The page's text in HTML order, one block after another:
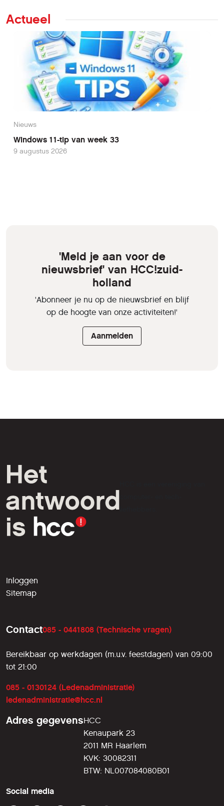
Actueel
Nieuws
Windows 11-tip van week 33
9 augustus 2026
'Meld je aan voor de
nieuwsbrief' van HCC!zuid-
holland
'Abonneer je nu op de nieuwsbrief en blijf
op de hoogte van onze activiteiten!'
Aanmelden
liefhebbers.
Inloggen
Sitemap
Contact085 - 0441808 (Technische vragen)
Bereikbaar op werkdagen (m.u.v. feestdagen) van 09:00
tot 21:00
085 - 0130124 (Ledenadministratie)
ledenadministratie@hcc.nl
Adres gegevensHCC
Kenaupark 23
2011 MR Haarlem
KVK: 30082311
BTW: NL007084080B01
Social media